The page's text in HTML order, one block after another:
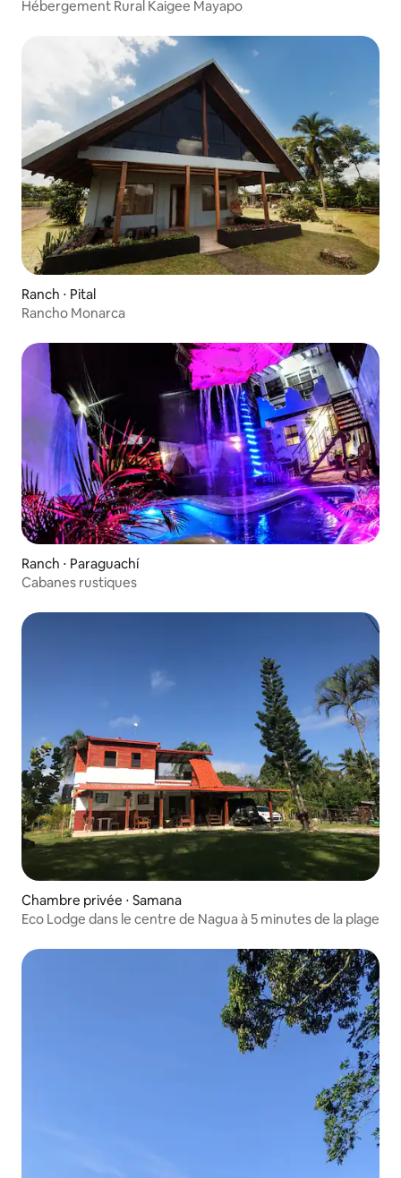
Hébergement Rural Kaigee Mayapo
Ranch ⋅ Pital
Rancho Monarca
Ranch ⋅ Paraguachí
Cabanes rustiques
Chambre privée ⋅ Samana
Eco Lodge dans le centre de Nagua à 5 minutes de la plage